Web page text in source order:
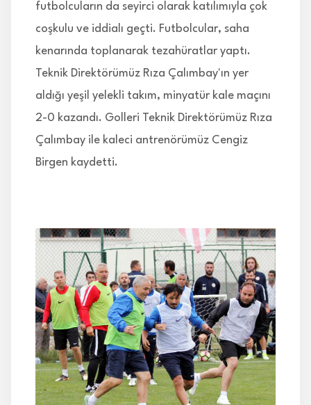
futbolcuların da seyirci olarak katılımıyla çok
coşkulu ve iddialı geçti. Futbolcular, saha
kenarında toplanarak tezahüratlar yaptı.
Teknik Direktörümüz Rıza Çalımbay'ın yer
aldığı yeşil yelekli takım, minyatür kale maçını
2-0 kazandı. Golleri Teknik Direktörümüz Rıza
Çalımbay ile kaleci antrenörümüz Cengiz
Birgen kaydetti.